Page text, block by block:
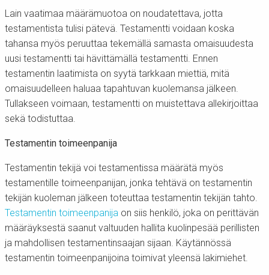
Lain vaatimaa määrämuotoa on noudatettava, jotta
testamentista tulisi pätevä. Testamentti voidaan koska
tahansa myös peruuttaa tekemällä samasta omaisuudesta
uusi testamentti tai hävittämällä testamentti. Ennen
testamentin laatimista on syytä tarkkaan miettiä, mitä
omaisuudelleen haluaa tapahtuvan kuolemansa jälkeen.
Tullakseen voimaan, testamentti on muistettava allekirjoittaa
sekä todistuttaa.
Testamentin toimeenpanija
Testamentin tekijä voi testamentissa määrätä myös
testamentille toimeenpanijan, jonka tehtävä on testamentin
tekijän kuoleman jälkeen toteuttaa testamentin tekijän tahto.
Testamentin toimeenpanija on siis henkilö, joka on perittävän
määräyksestä saanut valtuuden hallita kuolinpesää perillisten
ja mahdollisen testamentinsaajan sijaan. Käytännössä
testamentin toimeenpanijoina toimivat yleensä lakimiehet.